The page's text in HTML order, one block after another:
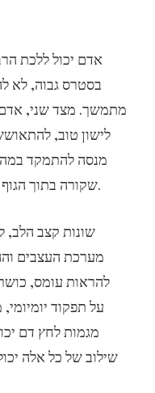
אדם יכול ללכת
בסטרס גבוה, לא
מתמשך. מצד שני,
לישון טוב,
שקורה בתוך הגוף ולא רק במה שהגוף עושה מבחוץ.
שונות קצב הלב,
מערכת העצבים
להראות עומס,
על תפקוד
מגמות לחץ דם
שילוב של כל אלה